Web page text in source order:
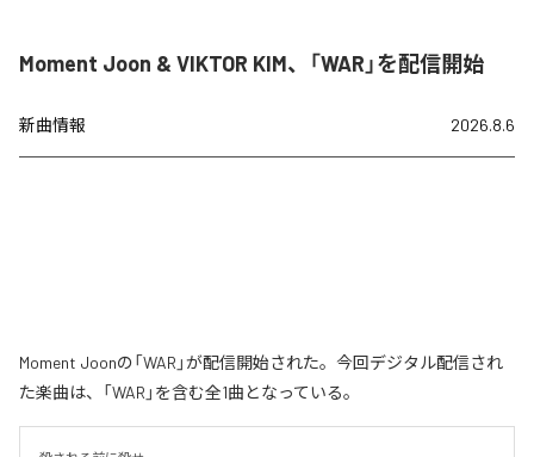
Moment Joon & VIKTOR KIM、「WAR」を配信開始
新曲情報 2026.8.6
Moment Joonの「WAR」が配信開始された。今回デジタル配信され
た楽曲は、「WAR」を含む全1曲となっている。